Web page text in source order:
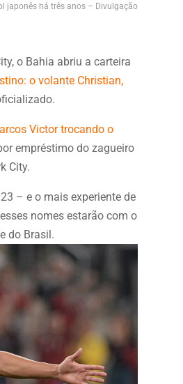
japonês há três anos – Divulgação
o Bahia abriu a carteira
o volante Christian,
Victor trocando o
empréstimo do zagueiro
City.
– e o mais experiente de
nomes estarão com o
do Brasil.